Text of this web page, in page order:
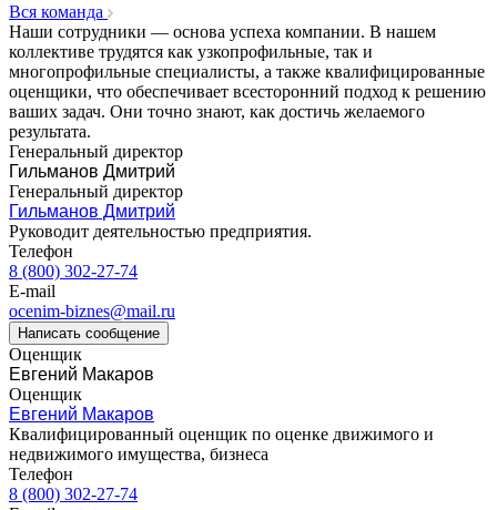
Вся команда
Наши сотрудники — основа успеха компании. В нашем
коллективе трудятся как узкопрофильные, так и
многопрофильные специалисты, а также квалифицированные
оценщики, что обеспечивает всесторонний подход к решению
ваших задач. Они точно знают, как достичь желаемого
результата.
Генеральный директор
Гильманов Дмитрий
Генеральный директор
Гильманов Дмитрий
Руководит деятельностью предприятия.
Телефон
8 (800) 302-27-74
E-mail
ocenim-biznes@mail.ru
Написать сообщение
Оценщик
Евгений Макаров
Оценщик
Евгений Макаров
Квалифицированный оценщик по оценке движимого и
недвижимого имущества, бизнеса
Телефон
8 (800) 302-27-74
Верхняя Пышма
Верхняя Салда
Видное
Владивосток
Владикавказ
Владимир
Волгоград
Волгодонск
Волжск
Волжский
Вологда
Волоколамск
Волосово
Волхов
Вольск
Воркута
Воронеж
Воскресенск
Воткинск
Всеволожск